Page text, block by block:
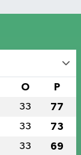
O P
33 77
33 73
33 69